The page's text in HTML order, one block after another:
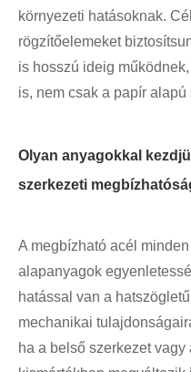
környezeti hatásoknak.
rögzítőelemeket
is hosszú ideig
is, nem csak a papír
Olyan anyagokkal
szerkezeti
A megbízható acél
alapanyagok
hatással van a
mechanikai
ha a belső szerkezet vagy